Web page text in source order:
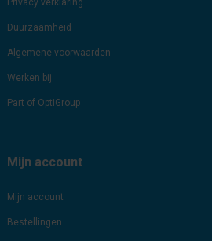
Duurzaamheid
Algemene voorwaarden
Werken bij
Part of OptiGroup
Mijn account
Mijn account
Bestellingen